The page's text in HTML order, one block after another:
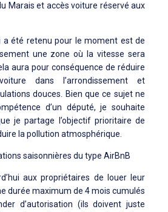
Marais et accès voiture réservé aux
a été retenu pour le moment est de
une zone où la vitesse sera
aura pour conséquence de réduire
dans l’arrondissement et
douces. Bien que ce sujet ne
d’un député, je souhaite
je partage l’objectif prioritaire de
la pollution atmosphérique.
saisonnières du type AirBnB
aux propriétaires de louer leur
durée maximum de 4 mois cumulés
d’autorisation (ils doivent juste